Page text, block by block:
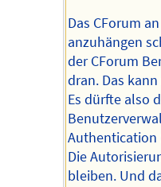
Das CForum
anzuhängen
der CForum
dran. Das
Es dürfte also
Authentication
Die
bleiben. Und